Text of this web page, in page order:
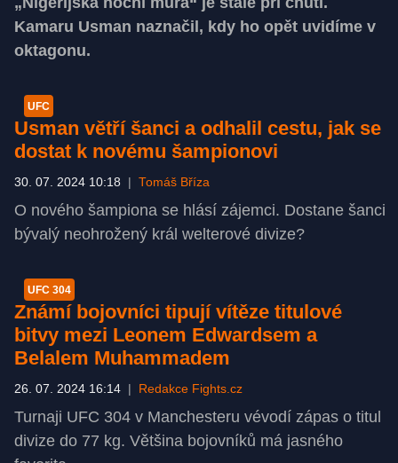
Kamaru Usman naznačil, kdy ho opět uvidíme v
oktagonu.
UFC
Usman větří šanci a odhalil cestu, jak se
dostat k novému šampionovi
30. 07. 2024 10:18 Tomáš Bříza
O nového šampiona se hlásí zájemci. Dostane šanci
bývalý neohrožený král welterové divize?
UFC 304
Známí bojovníci tipují vítěze titulové
bitvy mezi Leonem Edwardsem a
Belalem Muhammadem
26. 07. 2024 16:14 Redakce Fights.cz
Turnaji UFC 304 v Manchesteru vévodí zápas o titul
divize do 77 kg. Většina bojovníků má jasného